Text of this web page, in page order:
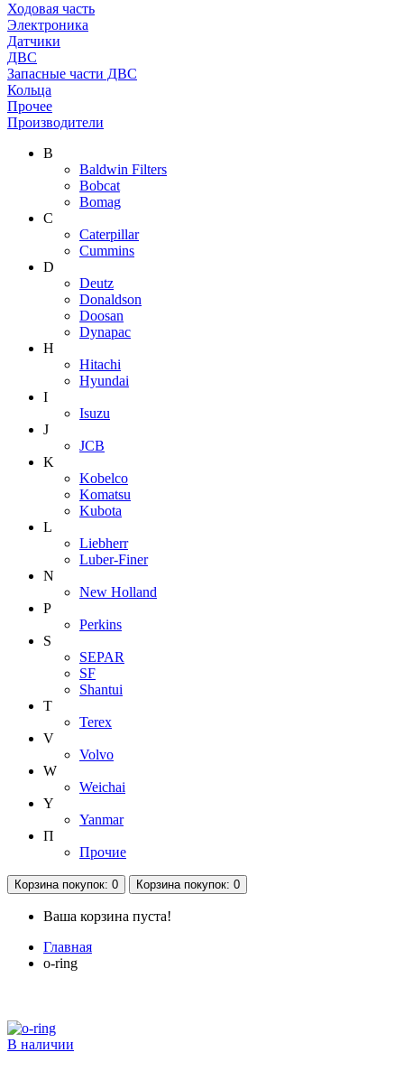
Ходовая часть
Электроника
Датчики
ДВС
Запасные части ДВС
Кольца
Прочее
Производители
B
Baldwin Filters
Bobcat
Bomag
C
Caterpillar
Cummins
D
Deutz
Donaldson
Doosan
Dynapac
H
Hitachi
Hyundai
I
Isuzu
J
JCB
K
Kobelco
Komatsu
Kubota
L
Liebherr
Luber-Finer
N
New Holland
P
Perkins
S
SEPAR
SF
Shantui
T
Terex
V
Volvo
W
Weichai
Y
Yanmar
П
Прочие
Корзинапокупок: 0 Корзинапокупок: 0
Ваша корзина пуста!
Главная
o-ring
В наличии